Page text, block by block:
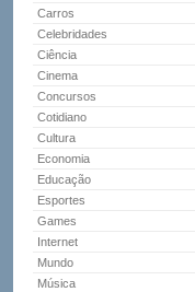
Carros
Celebridades
Ciência
Cinema
Concursos
Cotidiano
Cultura
Economia
Educação
Esportes
Games
Internet
Mundo
Música